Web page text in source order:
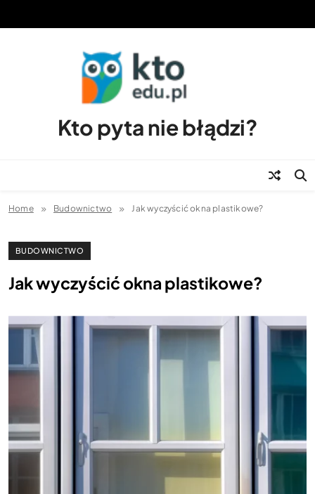
Kto pyta nie błądzi?
Home Budownictwo Jak wyczyścić okna plastikowe?
BUDOWNICTWO
Jak wyczyścić okna plastikowe?